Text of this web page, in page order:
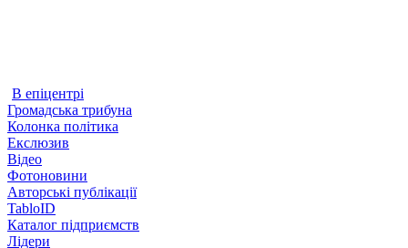
В епіцентрі
Громадська трибуна
Колонка політика
Екслюзив
Відео
Фотоновини
Авторські публікації
TabloID
Каталог підприємств
Лідери